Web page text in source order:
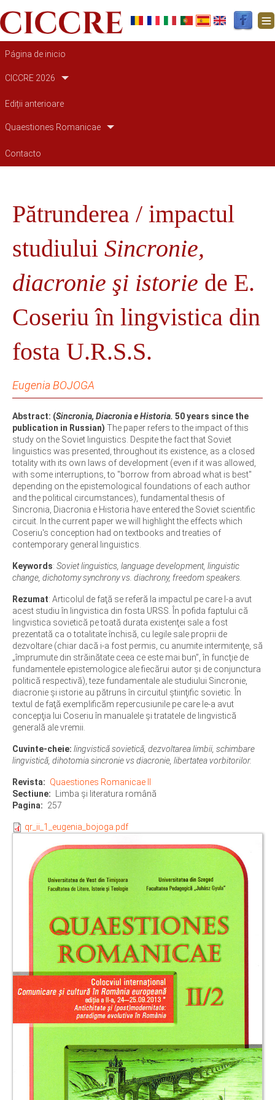
Navegación principal
Página de inicio
CICCRE 2026
Ediții anterioare
Quaestiones Romanicae
Contacto
Pătrunderea / impactul
studiului Sincronie,
diacronie şi istorie de E.
Coseriu în lingvistica din
fosta U.R.S.S.
Eugenia BOJOGA
Abstract: (Sincronia, Diacronia e Historia. 50 years since the
publication in Russian) The paper refers to the impact of this
study on the Soviet linguistics. Despite the fact that Soviet
linguistics was presented, throughout its existence, as a closed
totality with its own laws of development (even if it was allowed,
with some interruptions, to "borrow from abroad what is best"
depending on the epistemological foundations of each author
and the political circumstances), fundamental thesis of
Sincronia, Diacronia e Historia have entered the Soviet scientific
circuit. In the current paper we will highlight the effects which
Coseriu's conception had on textbooks and treaties of
contemporary general linguistics.
Keywords: Soviet linguistics, language development, linguistic
change, dichotomy synchrony vs. diachrony, freedom speakers.
Rezumat: Articolul de faţă se referă la impactul pe care l-a avut
acest studiu în lingvistica din fosta URSS. În pofida faptului că
lingvistica sovietică pe toată durata existenţei sale a fost
prezentată ca o totalitate închisă, cu legile sale proprii de
dezvoltare (chiar dacă i-a fost permis, cu anumite intermitenţe, să
„împrumute din străinătate ceea ce este mai bun”, în funcţie de
fundamentele epistemologice ale fiecărui autor şi de conjunctura
politică respectivă), teze fundamentale ale studiului Sincronie,
diacronie şi istorie au pătruns în circuitul ştiinţific sovietic. În
textul de faţă exemplificăm repercusiunile pe care le-a avut
concepţia lui Coseriu în manualele şi tratatele de lingvistică
generală ale vremii.
Cuvinte-cheie: lingvistică sovietică, dezvoltarea limbii, schimbare
lingvistică, dihotomia sincronie vs diacronie, libertatea vorbitorilor.
Revista
Quaestiones Romanicae II
Sectiune
Limba şi literatura română
Pagina
257
qr_ii_1_eugenia_bojoga.pdf